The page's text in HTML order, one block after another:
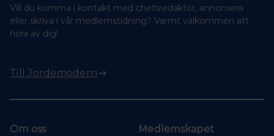
Vill du komma i kontakt med chefsredaktör, annonsera
eller skriva i vår medlemstidning? Varmt välkommen att
höra av dig!
Till Jordemodern
Om oss Medlemskapet